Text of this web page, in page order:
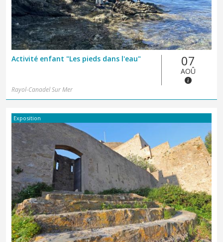
Activité enfant "Les pieds dans l'eau" 07
AOÛ
Rayol-Canadel Sur Mer
Exposition